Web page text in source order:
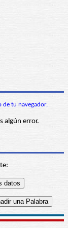
de tu navegador.
algún error.